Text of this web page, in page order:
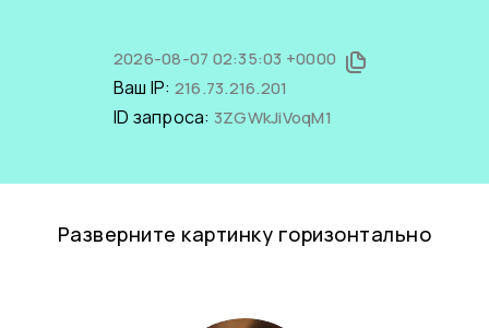
2026-08-07 02:35:03 +0000
Ваш IP: 216.73.216.201
ID запроса: 3ZGWkJiVoqM1
Разверните картинку горизонтально